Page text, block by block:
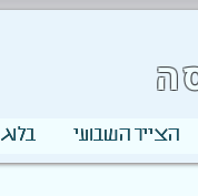
הצייר השבועי בלוג